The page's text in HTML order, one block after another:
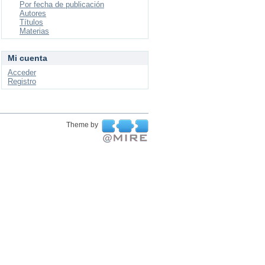
Por fecha de publicación
Autores
Títulos
Materias
Mi cuenta
Acceder
Registro
Theme by